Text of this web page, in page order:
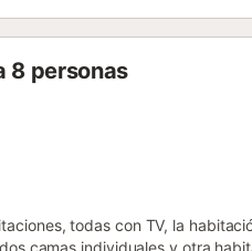
8 personas
todas con TV, la
camas individuales y otra